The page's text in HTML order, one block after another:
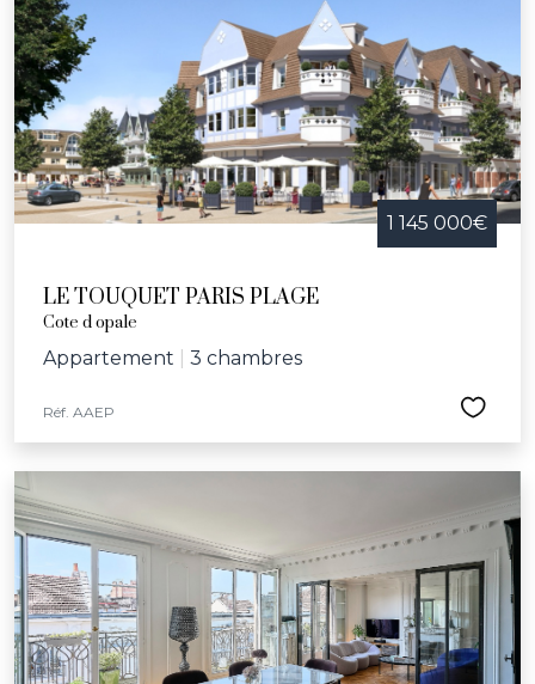
1 145 000€
LE TOUQUET PARIS PLAGE
Cote d opale
Appartement 3 chambres
Réf. AAEP